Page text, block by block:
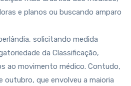
e planos ou buscando amparo
solicitando medida
da Classificação,
ao movimento médico. Contudo,
outubro, que envolveu a maioria